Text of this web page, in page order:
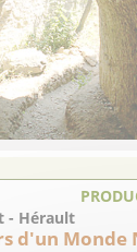
- Hérault
d'un Monde